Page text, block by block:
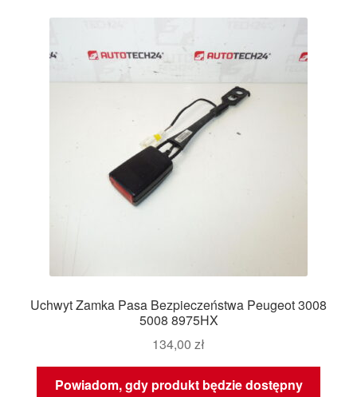
Uchwyt Zamka Pasa Bezpieczeństwa Peugeot 3008
5008 8975HX
134,00 zł
Powiadom, gdy produkt będzie dostępny